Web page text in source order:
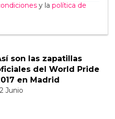
y la política de
son las zapatillas
del World Pride
en Madrid
Junio